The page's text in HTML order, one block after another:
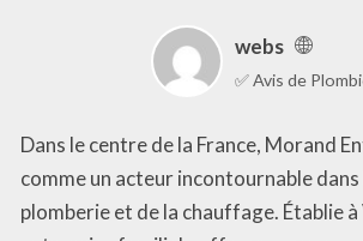
webs
✅ Avis de
Dans le centre de la France, Morand
comme un acteur incontournable dans
plomberie et de la chauffage. Établie